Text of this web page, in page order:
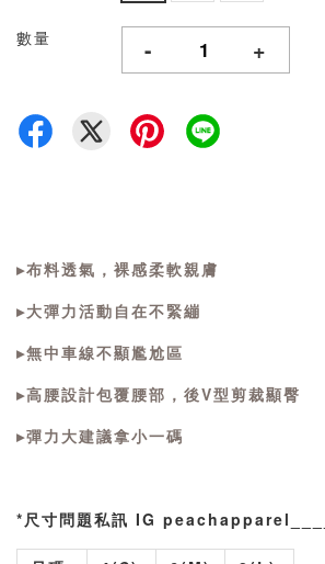
數量 - +
▸布料透氣，裸感柔軟親膚
▸大彈力活動自在不緊繃
▸無中車線不顯尷尬區
▸高腰設計包覆腰部，後V型剪裁顯臀
▸彈力大建議拿小一碼
*尺寸問題私訊 IG peachapparel____